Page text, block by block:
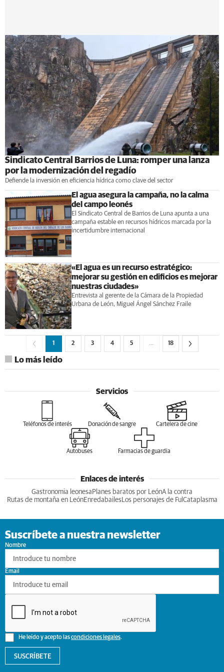
Sindicato Central Barrios de Luna: romper una lanza
por la modernización del regadío
Defiende la inversión en eficiencia hídrica como clave del sector
El agua asegura la campaña, no la calma
del campo leonés
El Sindicato Central de Barrios de Luna apunta a una
campaña estable en recursos hídricos marcada por la
incertidumbre internacional
«El agua es un recurso estratégico:
mejorar su gestión en edificios es mejorar
nuestras ciudades»
Entrevista al gerente de la Cámara de la Propiedad
Urbana de León, Miguel Ángel Sánchez Fraile
1 2 3 4 5 … 18
Lo más leído
Servicios
Teléfonos de interés Donación de sangre Cartelera de cine
Autobuses Farmacias de guardia
Enlaces de interés
Gastronomia leonesa Planes baratos por LeónA la contra
Rutas de montaña en LeónEnredabailesLos personajes de Ful Cataplasma
Suscríbete a nuestra newsletter
Nombre
He leído y acepto lascondiciones legales.
Email
SUSCRÍBETE